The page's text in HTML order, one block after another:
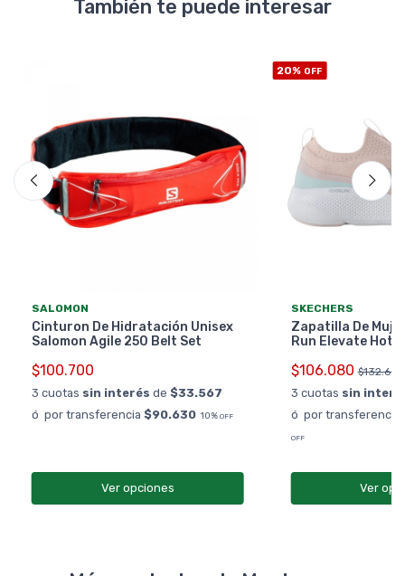
También te puede interesar
SALOMON
Cinturon De Hidratación Unisex
Salomon Agile 250 Belt Set
$100.700
3 cuotas sin interés de $33.567
ó por transferencia $90.630 10% OFF
Ver opciones
20% OFF
SKECHERS
Zapatilla De
Run Elevate Hot
$106.080 $132.600
3 cuotas sin
ó por transferencia
OFF
Ver